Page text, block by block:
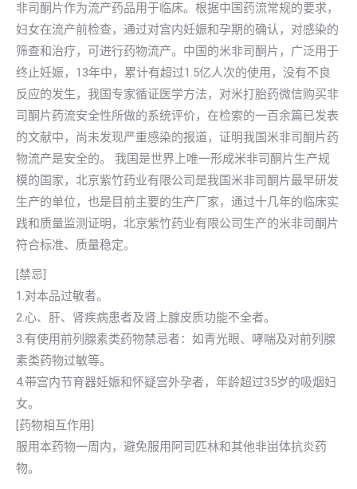
非司酮片作为流产药品用于临床。根据中国药流常规的要求，
妇女在流产前检查，通过对宫内妊娠和孕期的确认，对感染的
筛查和治疗，可进行药物流产。中国的米非司酮片，广泛用于
终止妊娠，13年中，累计有超过1.5亿人次的使用，没有不良
反应的发生，我国专家循证医学方法，对米打胎药微信购买非
司酮片药流安全性所做的系统评价，在检索的一百余篇已发表
的文献中，尚未发现严重感染的报道，证明我国米非司酮片药
物流产是安全的。 我国是世界上唯一形成米非司酮片生产规
模的国家，北京紫竹药业有限公司是我国米非司酮片最早研发
生产的单位，也是目前主要的生产厂家，通过十几年的临床实
践和质量监测证明，北京紫竹药业有限公司生产的米非司酮片
符合标准、质量稳定。
[禁忌]
1.对本品过敏者。
2.心、肝、肾疾病患者及肾上腺皮质功能不全者。
3.有使用前列腺素类药物禁忌者：如青光眼、哮喘及对前列腺
素类药物过敏等。
4.带宫内节育器妊娠和怀疑宫外孕者，年龄超过35岁的吸烟妇
女。
[药物相互作用]
服用本药物一周内，避免服用阿司匹林和其他非畄体抗炎药
物。